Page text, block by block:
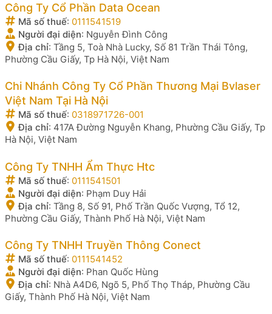
Công Ty Cổ Phần Data Ocean
Mã số thuế: 0111541519
Người đại diện: Nguyễn Đình Công
Địa chỉ: Tầng 5, Toà Nhà Lucky, Số 81 Trần Thái Tông,
Phường Cầu Giấy, Tp Hà Nội, Việt Nam
Chi Nhánh Công Ty Cổ Phần Thương Mại Bvlaser
Việt Nam Tại Hà Nội
Mã số thuế: 0318971726-001
Địa chỉ: 417A Đường Nguyễn Khang, Phường Cầu Giấy, Tp
Hà Nội, Việt Nam
Công Ty TNHH Ẩm Thực Htc
Mã số thuế: 0111541501
Người đại diện: Phạm Duy Hải
Địa chỉ: Tầng 8, Số 91, Phố Trần Quốc Vượng, Tổ 12,
Phường Cầu Giấy, Thành Phố Hà Nội, Việt Nam
Công Ty TNHH Truyền Thông Conect
Mã số thuế: 0111541452
Người đại diện: Phan Quốc Hùng
Địa chỉ: Nhà A4D6, Ngõ 5, Phố Thọ Tháp, Phường Cầu
Giấy, Thành Phố Hà Nội, Việt Nam